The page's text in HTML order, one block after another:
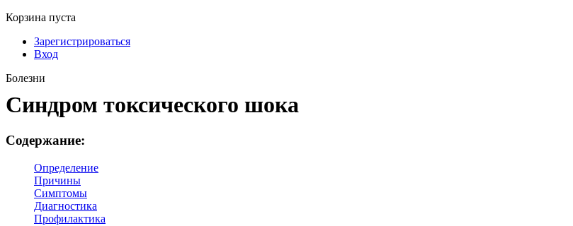
Корзина пуста
Зарегистрироваться
Вход
Болезни
Синдром токсического шока
Содержание:
Определение
Причины
Симптомы
Диагностика
Профилактика